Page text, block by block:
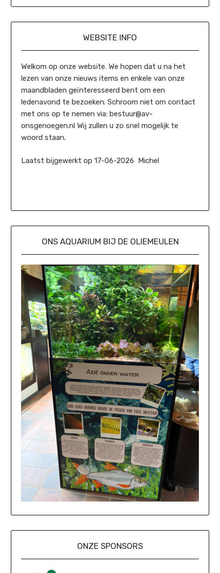
WEBSITE INFO
Welkom op onze website. We hopen dat u na het
lezen van onze nieuws items en enkele van onze
maandbladen geïnteresseerd bent om een
ledenavond te bezoeken. Schroom niet om contact
met ons op te nemen via: bestuur@av-
onsgenoegen.nl Wij zullen u zo snel mogelijk te
woord staan.
Laatst bijgewerkt op 17-06-2026 Michel
ONS AQUARIUM BIJ DE OLIEMEULEN
ONZE SPONSORS